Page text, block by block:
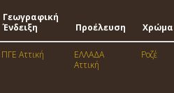
Γεωγραφική
Ένδειξη
Προέλευση Χρώμα
ΠΓΕ Αττική
ΕΛΛΑΔΑ
Αττική
Ροζέ